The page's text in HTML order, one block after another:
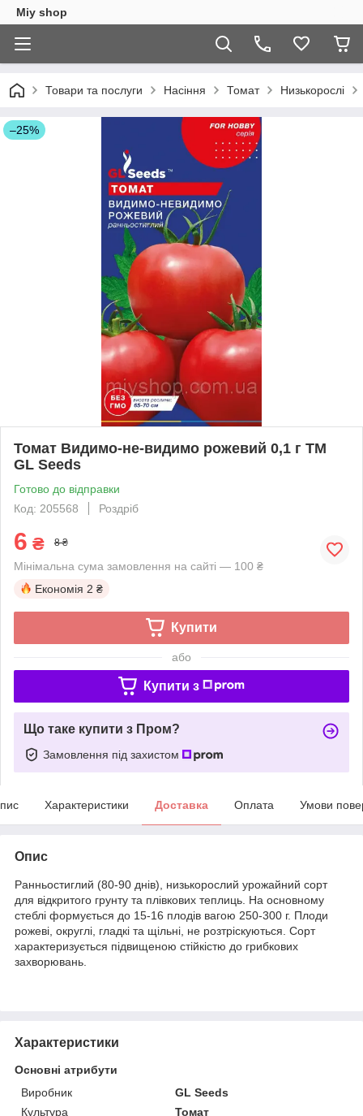
Miy shop
Товари та послуги Насіння Томат Низькорослі
–25%
Томат Видимо-не-видимо рожевий 0,1 г TM
GL Seeds
Готово до відправки
Код: 205568
Роздріб
6 ₴ 8 ₴
Мінімальна сума замовлення на сайті — 100 ₴
Економія 2 ₴
Купити
або
Купити з
Що таке купити з Пром?
Замовлення під захистом
Характеристики Доставка Оплата Умови
Опис
Ранньостиглий (80-90 днів), низькорослий урожайний сорт
для відкритого грунту та плівкових теплиць. На основному
стеблі формується до 15-16 плодів вагою 250-300 г. Плоди
рожеві, округлі, гладкі та щільні, не розтріскуються. Сорт
характеризується підвищеною стійкістю до грибкових
захворювань.
Характеристики
Основні атрибути
Виробник
GL Seeds
Культура
Томат